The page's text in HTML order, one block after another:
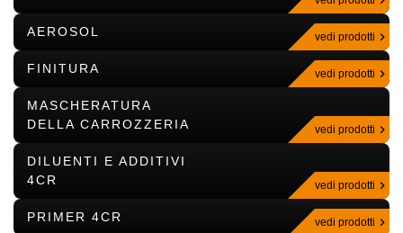
AEROSOL vedi prodotti
FINITURA vedi prodotti
MASCHERATURA
DELLA CARROZZERIA
vedi prodotti
DILUENTI E ADDITIVI
4CR
vedi prodotti
PRIMER 4CR vedi prodotti